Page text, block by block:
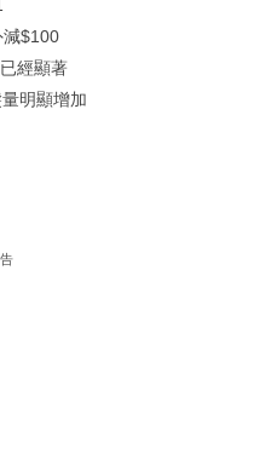
減$100
經顯著
明顯增加